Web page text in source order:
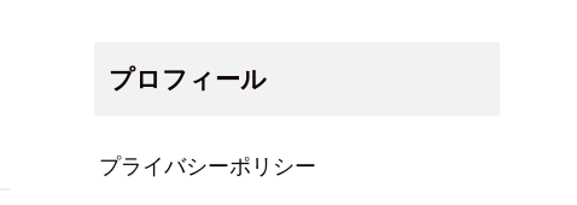
プロフィール
プライバシーポリシー